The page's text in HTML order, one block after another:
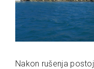
Nakon rušenja